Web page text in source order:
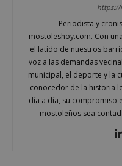
https://
Periodista y
mostoleshoy.com. Con
el latido de nuestros
voz a las demandas
municipal, el deporte y la
conocedor de la historia
día a día, su compromiso
mostoleños sea